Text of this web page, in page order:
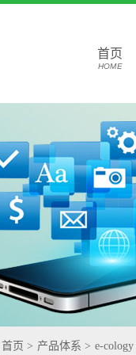
首页
HOME
首页 > 产品体系 > e-cology